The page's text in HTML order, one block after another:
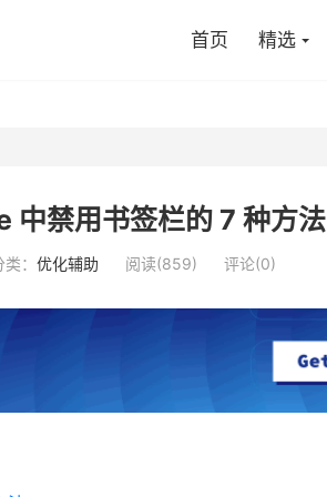
首页 精选
中禁用书签栏的 7 种方法
类： 优化辅助 阅读(859) 评论(0)